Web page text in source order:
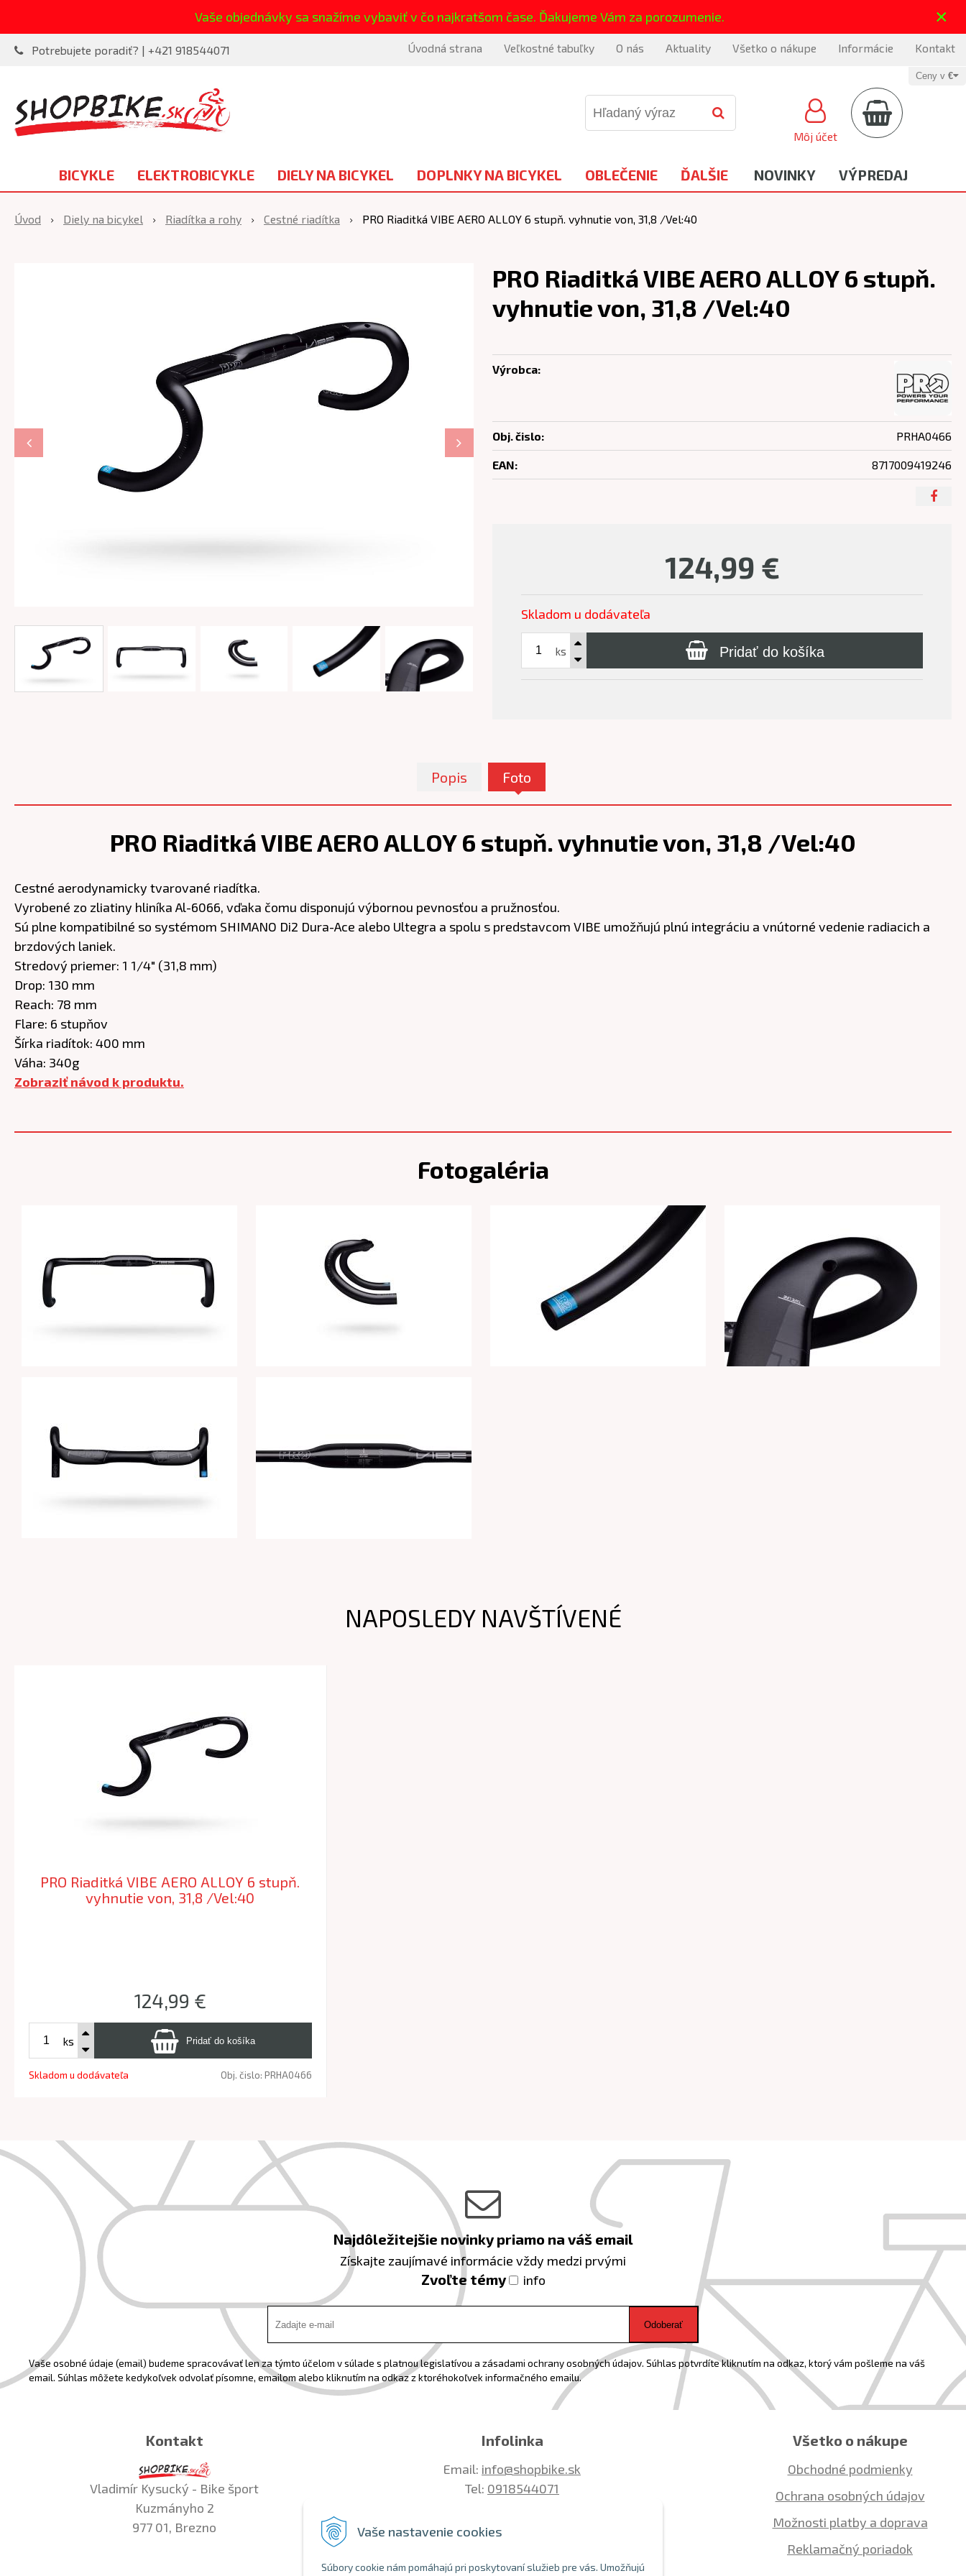
Vaše nastavenie cookies
Súbory cookie nám pomáhajú pri poskytovaní služieb pre vás. Umožňujú
Vaše objednávky sa snažíme vybaviť v čo najkratšom čase. Ďakujeme Vám za porozumenie. ×
Potrebujete poradiť? | +421 918544071 Úvodná strana Veľkostné tabuľky O nás Aktuality Všetko o nákupe Informácie Kontakt
Môj účet
Ceny v €
BICYKLE ELEKTROBICYKLE DIELY NA BICYKEL DOPLNKY NA BICYKEL OBLEČENIE ĎALŠIE NOVINKY VÝPREDAJ
Úvod Diely na bicykel Riadítka a rohy Cestné riadítka PRO Riaditká VIBE AERO ALLOY 6 stupň. vyhnutie von, 31,8 /Vel:40
PRO Riaditká VIBE AERO ALLOY 6 stupň.
vyhnutie von, 31,8 /Vel:40
124,99 €
Skladom u dodávateľa
ks Pridať do košíka
Výrobca:
Obj. čislo: PRHA0466
EAN: 8717009419246
Popis Foto
PRO Riaditká VIBE AERO ALLOY 6 stupň. vyhnutie von, 31,8 /Vel:40
Cestné aerodynamicky tvarované riadítka.
Vyrobené zo zliatiny hliníka Al-6066, vďaka čomu disponujú výbornou pevnosťou a pružnosťou.
Sú plne kompatibilné so systémom SHIMANO Di2 Dura-Ace alebo Ultegra a spolu s predstavcom VIBE umožňujú plnú integráciu a vnútorné vedenie radiacich a
brzdových laniek.
Stredový priemer: 1 1/4" (31,8 mm)
Drop: 130 mm
Reach: 78 mm
Flare: 6 stupňov
Šírka riadítok: 400 mm
Váha: 340g
Zobraziť návod k produktu.
Fotogaléria
NAPOSLEDY NAVŠTÍVENÉ
PRO Riaditká VIBE AERO ALLOY 6 stupň.
vyhnutie von, 31,8 /Vel:40
124,99 €
ks
Skladom u dodávateľa Obj. čislo: PRHA0466
Najdôležitejšie novinky priamo na váš email
Získajte zaujímavé informácie vždy medzi prvými
Zvoľte témy info
Odoberať
Vaše osobné údaje (email) budeme spracovávať len za týmto účelom v súlade s platnou legislatívou a zásadami ochrany osobných údajov. Súhlas potvrdíte kliknutím na odkaz, ktorý vám pošleme na váš
email. Súhlas môžete kedykoľvek odvolať písomne, emailom alebo kliknutím na odkaz z ktoréhokoľvek informačného emailu.
Kontakt
Vladimír Kysucký - Bike šport
Kuzmányho 2
977 01, Brezno
Infolinka
Email: info@shopbike.sk
Tel: 0918544071
Všetko o nákupe
Obchodné podmienky
Ochrana osobných údajov
Možnosti platby a doprava
Reklamačný poriadok